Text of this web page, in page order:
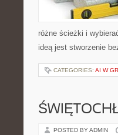
różne ścieżki i
ideą jest stworzenie
CATEGORIES: AI W
POSTED BY ADMIN